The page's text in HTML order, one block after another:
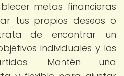
metas financieras
tus propios deseos o
de encontrar un
individuales y los
Mantén una